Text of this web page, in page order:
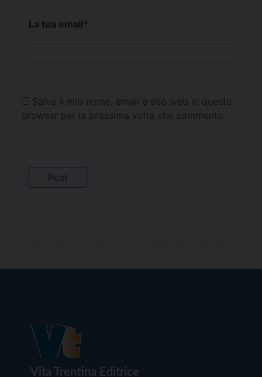
La tua email*
Salva il mio nome, email e sito web in questo
browser per la prossima volta che commento.
Vita Trentina Editrice